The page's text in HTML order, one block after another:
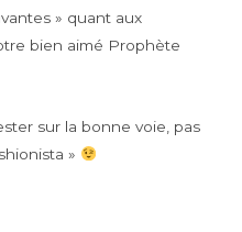
» quant aux
bien aimé Prophète
sur la bonne voie, pas
»